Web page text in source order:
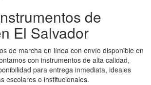
de
El Salvador
de marcha en línea con envío disponible en
con instrumentos de alta calidad,
para entrega inmediata, ideales
escolares o institucionales.